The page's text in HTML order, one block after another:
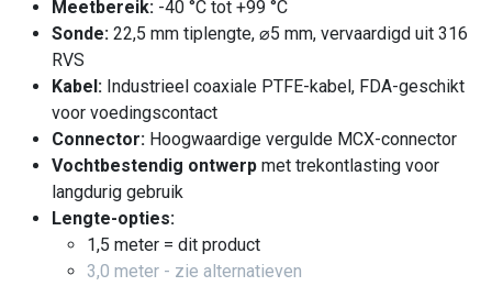
Meetbereik: -40 °C tot +99 °C
Sonde: 22,5 mm tiplengte, ⌀5 mm, vervaardigd uit 316
RVS
Kabel: Industrieel coaxiale PTFE-kabel, FDA-geschikt
voor voedingscontact
Connector: Hoogwaardige vergulde MCX-connector
Vochtbestendig ontwerp met trekontlasting voor
langdurig gebruik
Lengte-opties:
1,5 meter = dit product
3,0 meter - zie alternatieven